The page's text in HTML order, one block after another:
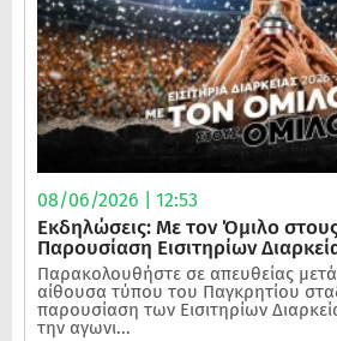
08/06/2026 | 12:53
Εκδηλώσεις: Με τον Όμιλο
Παρουσίαση Εισιτηρίων
Παρακολουθήστε σε απευθείας
αίθουσα τύπου του Παγκρητίου
παρουσίαση των Εισιτηρίων
την αγωνι...